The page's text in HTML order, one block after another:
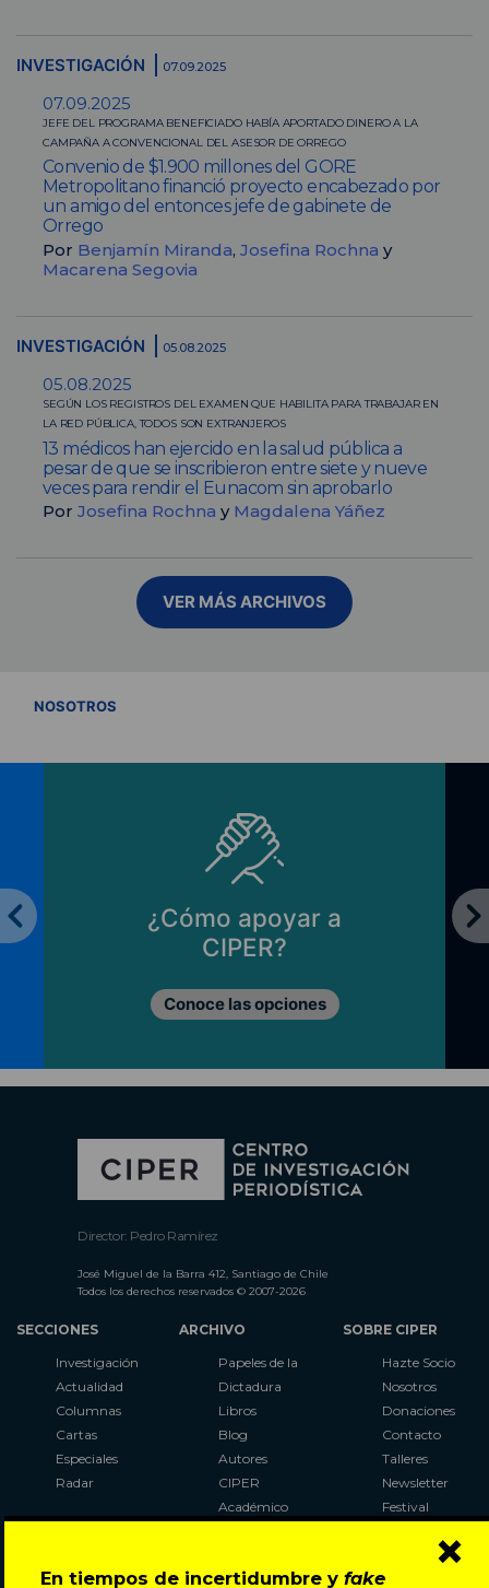
En tiempos de incertidumbre y fake ×
INVESTIGACIÓN 07.09.2025
07.09.2025
JEFE DEL PROGRAMA BENEFICIADO HABÍA APORTADO DINERO A LA
CAMPAÑA A CONVENCIONAL DEL ASESOR DE ORREGO
Convenio de $1.900 millones del GORE
Metropolitano financió proyecto encabezado por
un amigo del entonces jefe de gabinete de
Orrego
Por Benjamín Miranda, Josefina Rochna y
Macarena Segovia
INVESTIGACIÓN 05.08.2025
05.08.2025
SEGÚN LOS REGISTROS DEL EXAMEN QUE HABILITA PARA TRABAJAR EN
LA RED PÚBLICA, TODOS SON EXTRANJEROS
13 médicos han ejercido en la salud pública a
pesar de que se inscribieron entre siete y nueve
veces para rendir el Eunacom sin aprobarlo
Por Josefina Rochna y Magdalena Yáñez
VER MÁS ARCHIVOS
NOSOTROS
¿Cómo apoyar a
CIPER?
Conoce las opciones
Director: Pedro Ramírez
José Miguel de la Barra 412, Santiago de Chile
Todos los derechos reservados © 2007-2026
SECCIONES
Investigación
Actualidad
Columnas
Cartas
Especiales
Radar
ARCHIVO
Papeles de la
Dictadura
Libros
Blog
Autores
CIPER
Académico
Al Plebiscito
SOBRE CIPER
Hazte Socio
Nosotros
Donaciones
Contacto
Talleres
Newsletter
Festival